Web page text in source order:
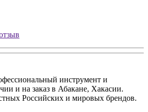
инструмент и
и на заказ в Абакане, Хакасии.
Российских и мировых брендов.